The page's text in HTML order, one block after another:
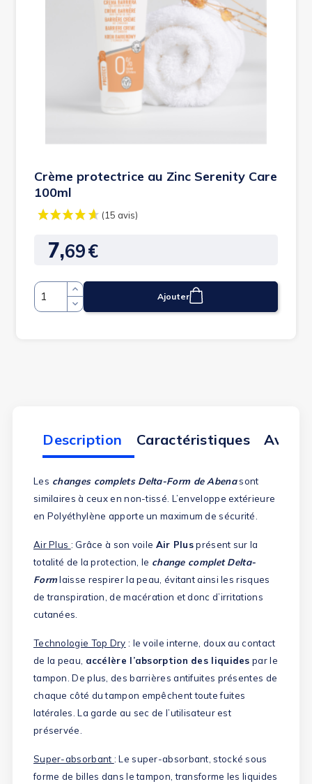
Crème protectrice au Zinc Serenity Care
100ml
Prix
7,69€
Quantité Ajouter
Description Caractéristiques Avis
Les changes complets Delta-Form de Abenasont
similaires à ceux en non-tissé. L’enveloppe extérieure
en Polyéthylène apporte un maximum de sécurité.
Air Plus : Grâce à son voile Air Plusprésent sur la
totalité de la protection, le change complet Delta-
Formlaisse respirer la peau, évitant ainsi les risques
de transpiration, de macération et donc d’irritations
cutanées.
Technologie Top Dry : le voile interne, doux au contact
de la peau, accélère l’absorption des liquides par le
tampon. De plus, des barrières antifuites présentes de
chaque côté du tampon empêchent toute fuites
latérales. La garde au sec de l’utilisateur est
préservée.
Super-absorbant : Le super-absorbant, stocké sous
forme de billes dans le tampon, transforme les liquides